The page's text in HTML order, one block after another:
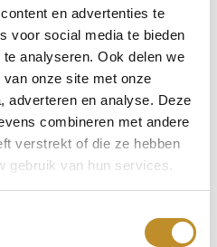
en advertenties te
voor social media te bieden
analyseren. Ook delen we
onze site met onze
adverteren en analyse. Deze
combineren met andere
verstrekt of die ze hebben
gebruik van hun services.